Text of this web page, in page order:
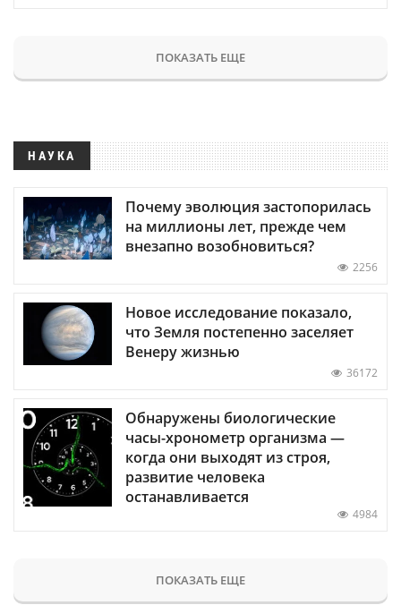
ПОКАЗАТЬ ЕЩЕ
НАУКА
Почему эволюция застопорилась
на миллионы лет, прежде чем
внезапно возобновиться?
2256
Новое исследование показало,
что Земля постепенно заселяет
Венеру жизнью
36172
Обнаружены биологические
часы-хронометр организма —
когда они выходят из строя,
развитие человека
останавливается
4984
ПОКАЗАТЬ ЕЩЕ